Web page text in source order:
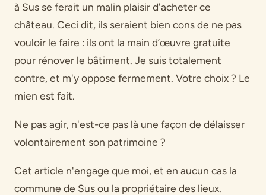
à Sus se ferait un malin plaisir d'acheter ce
château. Ceci dit, ils seraient bien cons de ne pas
vouloir le faire : ils ont la main d’œuvre gratuite
pour rénover le bâtiment. Je suis totalement
contre, et m'y oppose fermement. Votre choix ? Le
mien est fait.
Ne pas agir, n'est-ce pas là une façon de délaisser
volontairement son patrimoine ?
Cet article n'engage que moi, et en aucun cas la
commune de Sus ou la propriétaire des lieux.